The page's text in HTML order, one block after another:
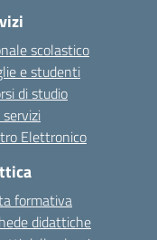
scolastico
e studenti
di studio
Elettronico
formativa
didattiche